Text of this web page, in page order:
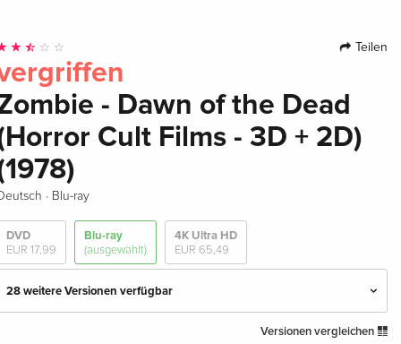
Teilen
- Dawn of the Dead
Cult Films - 3D + 2D)
· Blu-ray
DVD
EUR 17,99
Blu-ray
(ausgewählt)
4K Ultra HD
EUR 65,49
28 weitere Versionen verfügbar
EUR 18,99
Versionen vergleichen